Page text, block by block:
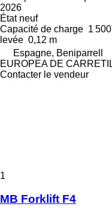
2026
Étatneuf
Capacité de charge 1
levée 0,12 m
Espagne, Beniparrell
EUROPEA DE
Contacter le vendeur
1
MB Forklift F4